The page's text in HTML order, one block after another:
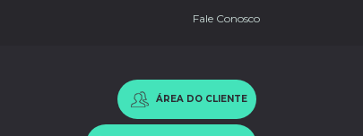
Fale Conosco
ÁREA DO CLIENTE